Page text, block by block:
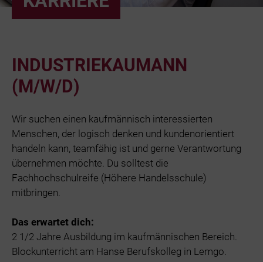
INDUSTRIEKAUMANN
(M/W/D)
Wir suchen einen kaufmännisch interessierten
Menschen, der logisch denken und kundenorientiert
handeln kann, teamfähig ist und gerne Verantwortung
übernehmen möchte. Du solltest die
Fachhochschulreife (Höhere Handelsschule)
mitbringen.
Das erwartet dich:
2 1/2 Jahre Ausbildung im kaufmännischen Bereich.
Blockunterricht am Hanse Berufskolleg in Lemgo.
Bäder
Netze und